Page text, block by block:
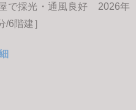
で採光・通風良好 2026年
6階建］